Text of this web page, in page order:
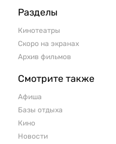
Разделы
Кинотеатры
Скоро на экранах
Архив фильмов
Смотрите также
Афиша
Базы отдыха
Кино
Новости